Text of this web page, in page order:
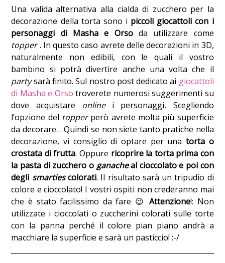
Una valida alternativa alla cialda di zucchero per la
decorazione della torta sono i piccoli giocattoli con i
personaggi di Masha e Orso da utilizzare come
topper . In questo caso avrete delle decorazioni in 3D,
naturalmente non edibili, con le quali il vostro
bambino si potrà divertire anche una volta che il
partysarà finito. Sul nostro post dedicato ai giocattoli
di Masha e Orso troverete numerosi suggerimenti su
dove acquistare online i personaggi. Scegliendo
l’opzione del topperperò avrete molta più superficie
da decorare… Quindi se non siete tanto pratiche nella
decorazione, vi consiglio di optare per una torta o
crostata di frutta. Oppure ricoprire la torta prima con
la pasta di zucchero o ganacheal cioccolato e poi con
degli smartiescolorati. Il risultato sarà un tripudio di
colore e cioccolato! I vostri ospiti non crederanno mai
che è stato facilissimo da fare 😉Attenzione!: Non
utilizzate i cioccolati o zuccherini colorati sulle torte
con la panna perché il colore pian piano andrà a
macchiare la superficie e sarà un pasticcio! :-/